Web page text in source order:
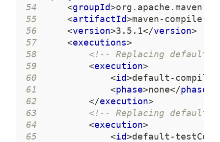
54
<groupId>
55
<artifactId>maven-compiler-
56
<version>3.5.1</version>
57
<executions>
58
<!-- Replacing default-
59
<execution>
60
<id>default-compile
61
<phase>none</phase
62
</execution>
63
<!-- Replacing default-
64
<execution>
65
<id>default-